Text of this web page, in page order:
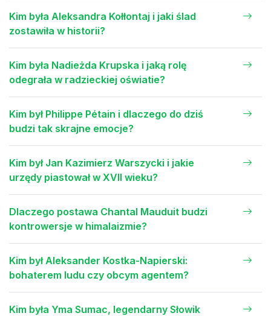
Kim była Aleksandra Kołłontaj i jaki ślad
zostawiła w historii?
Kim była Nadieżda Krupska i jaką rolę
odegrała w radzieckiej oświatie?
Kim był Philippe Pétain i dlaczego do dziś
budzi tak skrajne emocje?
Kim był Jan Kazimierz Warszycki i jakie
urzędy piastował w XVII wieku?
Dlaczego postawa Chantal Mauduit budzi
kontrowersje w himalaizmie?
Kim był Aleksander Kostka-Napierski:
bohaterem ludu czy obcym agentem?
Kim była Yma Sumac, legendarny Słowik